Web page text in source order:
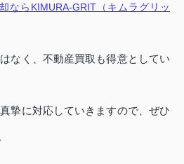
ならKIMURA-GRIT（キムラグリッ
なく、不動産買取も得意としてい
摯に対応していきますので、ぜひ